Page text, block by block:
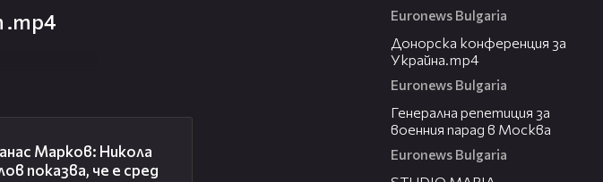
.mp4
Марков: Никола
показва, че е сред
Euronews Bulgaria
Донорска конференция за
Украйна.mp4
Euronews Bulgaria
Генерална репетиция за
военния парад в Москва
Euronews Bulgaria